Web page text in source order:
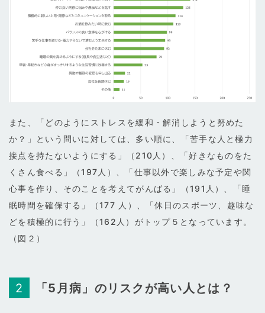
また、「どのようにストレスを緩和・解消しようと努めた
か？」という問いに対しては、多い順に、「苦手な人と極力
接点を持たないようにする」（210人）、「好きなものをた
くさん食べる」（197人）、「仕事以外で楽しみな予定や関
心事を作り、そのことを考えてがんばる」（191人）、「睡
眠時間を確保する」（177 人）、「休日のスポーツ、趣味な
どを積極的に行う」（162人）がトップ５となっています。
（図２）
「5月病」のリスクが高い人とは？